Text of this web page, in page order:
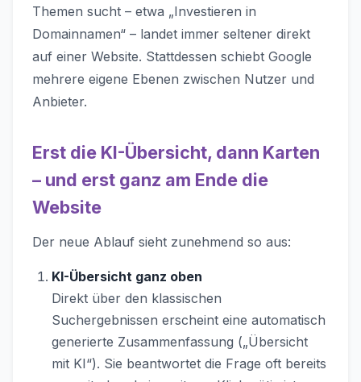
Themen sucht – etwa „Investieren in
Domainnamen“ – landet immer seltener direkt
auf einer Website. Stattdessen schiebt Google
mehrere eigene Ebenen zwischen Nutzer und
Anbieter.
Erst die KI-Übersicht, dann Karten
– und erst ganz am Ende die
Website
Der neue Ablauf sieht zunehmend so aus:
KI-Übersicht ganz oben
Direkt über den klassischen
Suchergebnissen erscheint eine automatisch
generierte Zusammenfassung („Übersicht
mit KI“). Sie beantwortet die Frage oft bereits